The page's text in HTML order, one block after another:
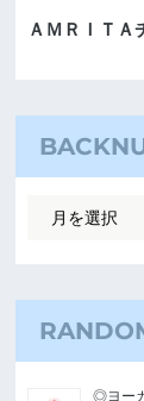
ＡＭＲＩＴＡ
◎ヨー